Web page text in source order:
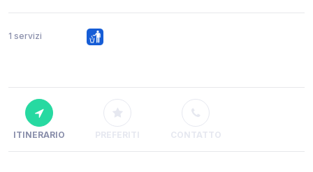
1 servizi
ITINERARIO PREFERITI CONTATTO